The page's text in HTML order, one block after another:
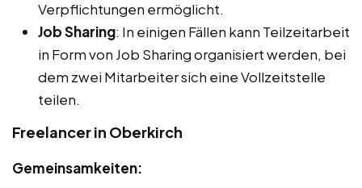
Verpflichtungen ermöglicht.
Job Sharing: In einigen Fällen kann Teilzeitarbeit
in Form von Job Sharing organisiert werden, bei
dem zwei Mitarbeiter sich eine Vollzeitstelle
teilen.
Freelancer in Oberkirch
Gemeinsamkeiten: